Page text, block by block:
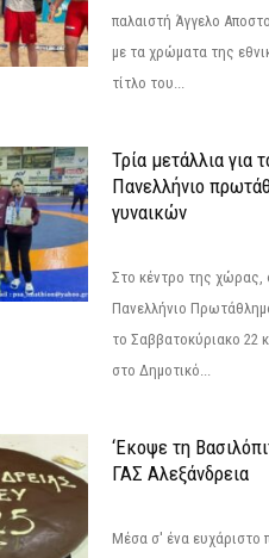
παλαιστή Άγγελο
με τα χρώματα της
τίτλο του...
Τρία μετάλλια για
Πανελλήνιο
γυναικών
Στο κέντρο της χώρας,
Πανελλήνιο
το Σαββατοκύριακο 22
στο Δημοτικό...
‘Εκοψε τη
ΓΑΣ Αλεξάνδρεια
Μέσα σ' ένα ευχάριστο